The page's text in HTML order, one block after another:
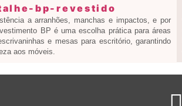
a arranhões, manchas e impactos, e por
BP é uma escolha prática para áreas
e mesas para escritório, garantindo
aos móveis.